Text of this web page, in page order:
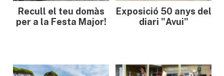
Recull el teu domàs
per a la Festa Major!
Exposició 50 anys del
diari "Avui"